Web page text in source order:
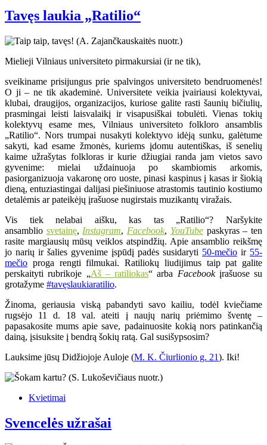
Tavęs laukia „Ratilio“
Mielieji Vilniaus universiteto pirmakursiai (ir ne tik),
sveikiname prisijungus prie spalvingos universiteto bendruomenės!
O ji – ne tik akademinė. Universitete veikia įvairiausi kolektyvai,
klubai, draugijos, organizacijos, kuriose galite rasti šaunių bičiulių,
prasmingai leisti laisvalaikį ir visapusiškai tobulėti. Vienas tokių
kolektyvų esame mes, Vilniaus universiteto folkloro ansamblis
„Ratilio“. Nors trumpai nusakyti kolektyvo idėją sunku, galėtume
sakyti, kad esame žmonės, kuriems įdomu autentiškas, iš senelių
kaime užrašytas folkloras ir kurie džiugiai randa jam vietos savo
gyvenime: mielai uždainuoja po skambiomis arkomis,
pasiorganizuoja vakaronę oro uoste, pinasi kaspinus į kasas ir šiokią
dieną, entuziastingai dalijasi piešiniuose atrastomis tautinio kostiumo
detalėmis ar pateikėjų įrašuose nugirstais muzikantų viražais.
Vis tiek nelabai aišku, kas tas „Ratilio“? Naršykite
ansamblio svetainę, Instagram, Facebook, YouTubepaskyras – ten
rasite margiausių mūsų veiklos atspindžių. Apie ansamblio reikšmę
jo narių ir šalies gyvenime įspūdį padės susidaryti 50-mečio ir 55-
mečio proga rengti filmukai. Ratiliokų liudijimus taip pat galite
perskaityti rubrikoje „Aš – ratiliokas“ arba Facebookįrašuose su
grotažyme #tavęslaukiaratilio.
Žinoma, geriausia viską pabandyti savo kailiu, todėl kviečiame
rugsėjo 11 d. 18 val. ateiti į naujų narių priėmimo šventę –
papasakosite mums apie save, padainuosite kokią nors patinkančią
dainą, įsisuksite į bendrą šokių ratą. Gal susišypsosim?
Lauksime jūsų Didžiojoje Auloje (M. K. Čiurlionio g. 21). Iki!
Kvietimai
Svencelės užrašai